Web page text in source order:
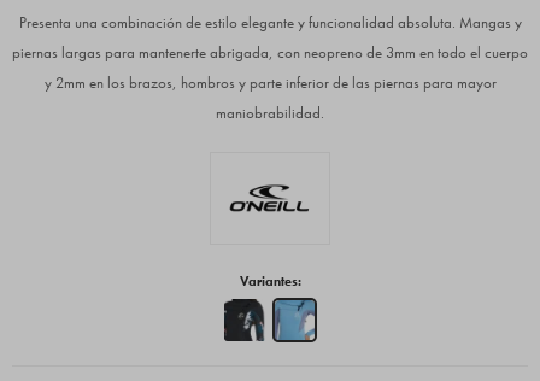
Presenta una combinación de estilo elegante y funcionalidad absoluta. Mangas y
piernas largas para mantenerte abrigada, con neopreno de 3mm en todo el cuerpo
y 2mm en los brazos, hombros y parte inferior de las piernas para mayor
maniobrabilidad.
Variantes: